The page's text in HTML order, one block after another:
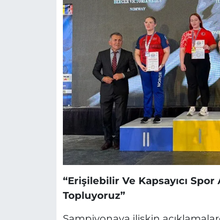
“Erişilebilir Ve Kapsayıcı Spor
Topluyoruz”